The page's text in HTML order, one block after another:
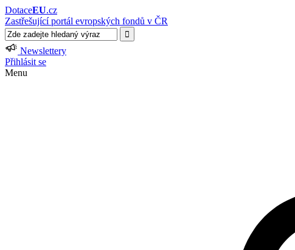
DotaceEU.cz
Zastřešující portál evropských fondů v ČR
Newslettery
Přihlásit se
Menu